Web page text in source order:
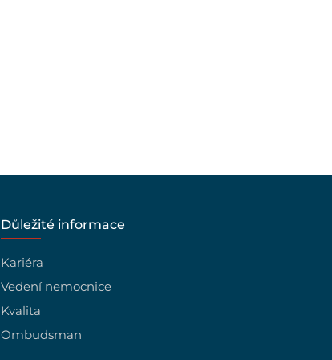
Důležité informace
Kariéra
Vedení nemocnice
Kvalita
Ombudsman